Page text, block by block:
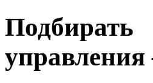
Подбирать